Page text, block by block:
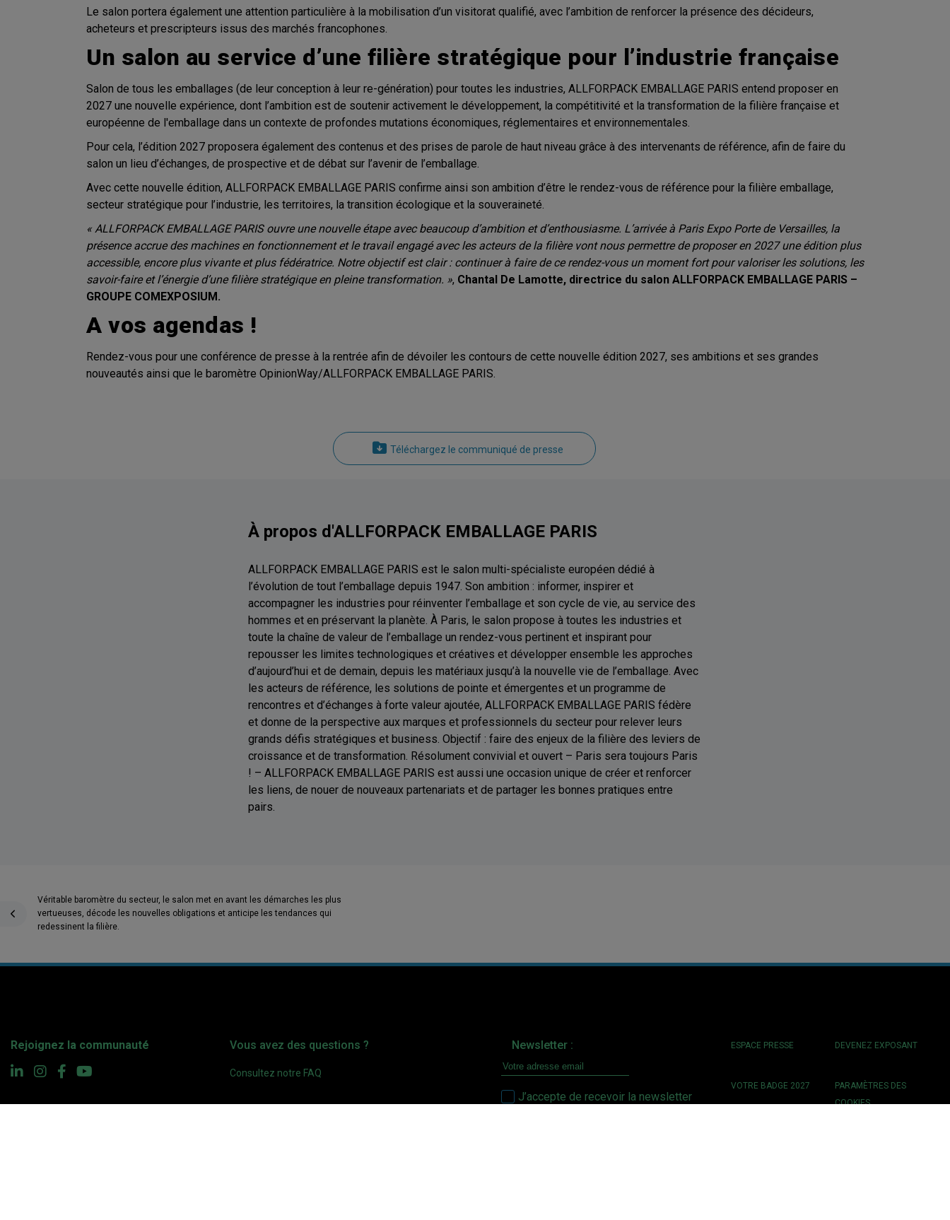
Le salon portera également une attention particulière à la mobilisation d’un visitorat qualifié, avec l’ambition de renforcer la présence des décideurs,
acheteurs et prescripteurs issus des marchés francophones.
Un salon au service d’une filière stratégique pour l’industrie française
Salon de tous les emballages (de leur conception à leur re-génération) pour toutes les industries, ALLFORPACK EMBALLAGE PARIS entend proposer en
2027 une nouvelle expérience, dont l’ambition est de soutenir activement le développement, la compétitivité et la transformation de la filière française et
européenne de l'emballage dans un contexte de profondes mutations économiques, réglementaires et environnementales.
Pour cela, l’édition 2027 proposera également des contenus et des prises de parole de haut niveau grâce à des intervenants de référence, afin de faire du
salon un lieu d’échanges, de prospective et de débat sur l’avenir de l’emballage.
Avec cette nouvelle édition, ALLFORPACK EMBALLAGE PARIS confirme ainsi son ambition d’être le rendez-vous de référence pour la filière emballage,
secteur stratégique pour l’industrie, les territoires, la transition écologique et la souveraineté.
« ALLFORPACK EMBALLAGE PARIS ouvre une nouvelle étape avec beaucoup d’ambition et d’enthousiasme. L’arrivée à Paris Expo Porte de Versailles, la
présence accrue des machines en fonctionnement et le travail engagé avec les acteurs de la filière vont nous permettre de proposer en 2027 une édition plus
accessible, encore plus vivante et plus fédératrice. Notre objectif est clair : continuer à faire de ce rendez-vous un moment fort pour valoriser les solutions, les
savoir-faire et l’énergie d’une filière stratégique en pleine transformation. », Chantal De Lamotte, directrice du salon ALLFORPACK EMBALLAGE PARIS –
GROUPE COMEXPOSIUM.
A vos agendas !
Rendez-vous pour une conférence de presse à la rentrée afin de dévoiler les contours de cette nouvelle édition 2027, ses ambitions et ses grandes
nouveautés ainsi que le baromètre OpinionWay/ALLFORPACK EMBALLAGE PARIS.
Téléchargez le communiqué de presse
À propos d'ALLFORPACK EMBALLAGE PARIS
ALLFORPACK EMBALLAGE PARIS est le salon multi-spécialiste européen dédié à
l’évolution de tout l’emballage depuis 1947. Son ambition : informer, inspirer et
accompagner les industries pour réinventer l’emballage et son cycle de vie, au service des
hommes et en préservant la planète. À Paris, le salon propose à toutes les industries et
toute la chaîne de valeur de l’emballage un rendez-vous pertinent et inspirant pour
repousser les limites technologiques et créatives et développer ensemble les approches
d’aujourd’hui et de demain, depuis les matériaux jusqu’à la nouvelle vie de l’emballage. Avec
les acteurs de référence, les solutions de pointe et émergentes et un programme de
rencontres et d’échanges à forte valeur ajoutée, ALLFORPACK EMBALLAGE PARIS fédère
et donne de la perspective aux marques et professionnels du secteur pour relever leurs
grands défis stratégiques et business. Objectif : faire des enjeux de la filière des leviers de
croissance et de transformation. Résolument convivial et ouvert – Paris sera toujours Paris
! – ALLFORPACK EMBALLAGE PARIS est aussi une occasion unique de créer et renforcer
les liens, de nouer de nouveaux partenariats et de partager les bonnes pratiques entre
pairs.
Véritable baromètre du secteur, le salon met en avant les démarches les plus
vertueuses, décode les nouvelles obligations et anticipe les tendances qui
redessinent la filière.
Rejoignez la communauté Vous avez des questions ?
Consultez notre FAQ
Newsletter :
J’accepte de recevoir la newsletter
ESPACE PRESSE DEVENEZ EXPOSANT
VOTRE BADGE 2027
PARAMÈTRES DES
COOKIES